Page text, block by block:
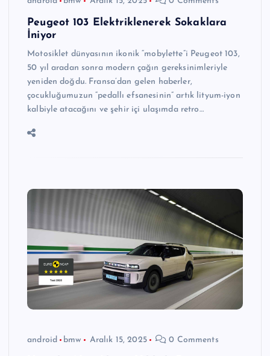
Peugeot 103 Elektriklenerek Sokaklara
İniyor
Motosiklet dünyasının ikonik “mobylette”i Peugeot 103,
50 yıl aradan sonra modern çağın gereksinimleriyle
yeniden doğdu. Fransa’dan gelen haberler,
çocukluğumuzun “pedallı efsanesinin” artık lityum-iyon
kalbiyle atacağını ve şehir içi ulaşımda retro…
android bmw Aralık 15, 2025 0 Comments